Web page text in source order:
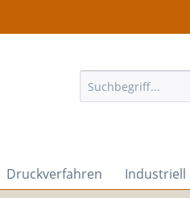
Druckverfahren Industriell